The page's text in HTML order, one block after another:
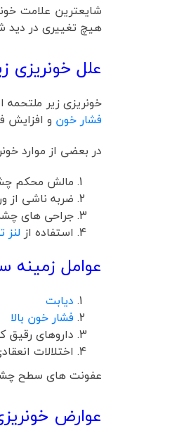
شایعترین علامت
هیچ تغییری در دید
علل خونریزی
خونریزی زیر
فشار خون و افزایش
در بعضی از موارد
مالش محکم
ضربه ناشی از
جراحی های
استفاده از لنز
عوامل زمینه
دیابت
فشار خون بالا
داروهای رقیق
اختلالات
عفونت های سطح
عوارض